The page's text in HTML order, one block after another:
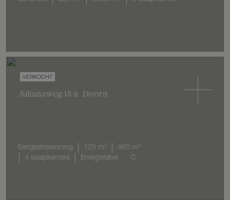
VERKOCHT
Julianaweg 15 a Doorn
Eengezinswoning 125 m²
460 m²
4 slaapkamers
Energielabel C